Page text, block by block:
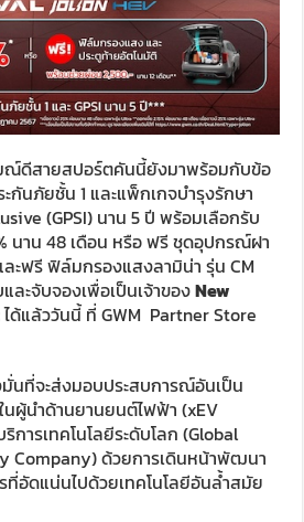
ณ์ดีสายสปอร์ตคันนี้ยังมาพร้อมกับข้อ
กันภัยชั้น 1 และแพ็กเกจบำรุงรักษา
(GPSI) นาน 5 ปี พร้อมเลือกรับ
นาน 48 เดือน หรือ ฟรี ชุดอุปกรณ์ฝา
ะฟรี ฟิล์มกรองแสงลามิน่า รุ่น CM
ละจับจองเพื่อเป็นเจ้าของNew
ได้แล้ววันนี้ ที่ GWM Partner Store
นที่จะส่งมอบประสบการณ์อันเป็น
ผู้นำด้านยานยนต์ไฟฟ้า (xEV
การเทคโนโลยีระดับโลก (Global
Company) ด้วยการเดินหน้าพัฒนา
อัดแน่นไปด้วยเทคโนโลยีอันล้ำสมัย